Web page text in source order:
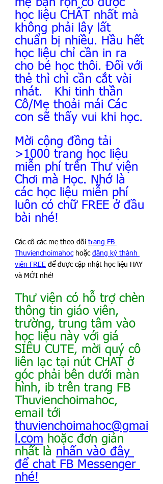
mẹ bận rộn có được
học liệu CHẤT nhất mà
không phải lây lất
chuẩn bị nhiều. Hầu hết
học liệu chỉ cần in ra
cho bé học thôi. Đối với
thẻ thì chỉ cần cắt vài
nhát.   Khi tinh thần
Cô/Mẹ thoải mái Các
con sẽ thấy vui khi học.
Mời cộng đồng tải
>1000 trang học liệu
miễn phí trên Thư viện
Chơi mà Học. Nhớ là
các học liệu miễn phí
luôn có chữ FREE ở đầu
bài nhé!
Các cô các mẹ theo dõi trang FB
Thuvienchoimahoc hoặc đăng ký thành
viên FREE để được cập nhật học liệu HAY
và MỚI nhé!
Thư viện có hỗ trợ chèn
thông tin giáo viên,
trường, trung tâm vào
học liệu này với giá
SIÊU CUTE, mời quý cô
liên lạc tại nút CHAT ở
góc phải bên dưới màn
hình, ib trên trang FB
Thuvienchoimahoc,
email tới
thuvienchoimahoc@gmai
l.com hoặc đơn giản
nhất là nhấn vào đây
để chat FB Messenger
nhé!